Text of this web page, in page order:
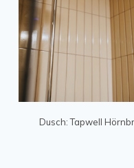
Dusch: Tapwell